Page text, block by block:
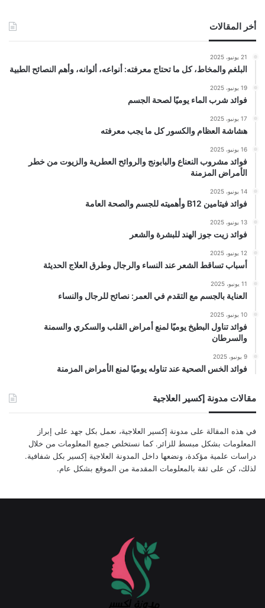
أخر المقالات
21 يونيو، 2025
البلغم والمخاط، كل ما تحتاج معرفته: أنواعه، ألوانه، وأهم النصائح الطبية
19 يونيو، 2025
فوائد شرب الماء يوميًا لصحة الجسم
17 يونيو، 2025
هشاشة العظام والكسور كل ما يجب معرفته
16 يونيو، 2025
فوائد مشروب النعناع والبابونج والروائح العطرية والزيوت من خطر
الأمراض المزمنة
14 يونيو، 2025
فوائد فيتامين B12 وأهميته للجسم والصحة العامة
13 يونيو، 2025
فوائد زيت جوز الهند للبشرة والشعر
12 يونيو، 2025
أسباب تساقط الشعر عند النساء والرجال وطرق العلاج الحديثة
11 يونيو، 2025
العناية بالجسم مع التقدم في العمر: نصائح للرجال والنساء
10 يونيو، 2025
فوائد تناول البطيخ يوميًا لمنع أمراض القلب والسكري والسمنة
والسرطان
9 يونيو، 2025
فوائد الخس الصحية عند تناوله يوميًا لمنع الأمراض المزمنة
مقالات مدونة إكسير العلاجية
في هذه المقالة على مدونة إكسير العلاجية، نعمل بكل جهد على إبراز
المعلومات بشكل مبسط للزائر. كما نستخلص جميع المعلومات من خلال
دراسات علمية مؤكدة، ونضعها داخل المدونة العلاجية إكسير بكل شفافية.
لذلك، كن على ثقة بالمعلومات المقدمة من الموقع بشكل عام.